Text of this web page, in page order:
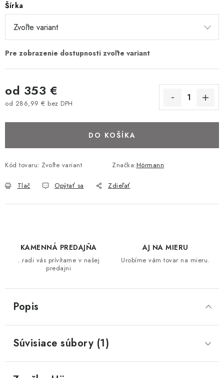
POHOVKY A KRESLÁ
TABURETKY
KNIŽNICE A REGÁLY
KONFERENČNÉ STOLÍKY
KUCHYNE
NOČNÉ STOLÍKY
Šírka
od 353 €
od 286,99 € bez DPH
DO KOŠÍKA
Kód tovaru: Zvoľte variant Značka:Hörmann
Tlač Opýtať sa Zdieľať
KAMENNÁ PREDAJŇA
..radi vás prívítame v našej
predajni
AJ NA MIERU
Urobíme vám tovar na mieru.
Popis
Súvisiace súbory (1)